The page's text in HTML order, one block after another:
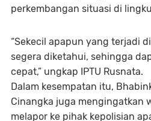
perkembangan situasi di
“Sekecil apapun yang terjadi
segera diketahui, sehingga
cepat,” ungkap IPTU Rusnata.
Dalam kesempatan itu,
Cinangka juga mengingatkan
melapor ke pihak kepolisian